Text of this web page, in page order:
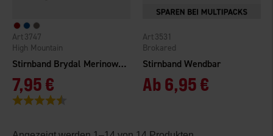
Stirnband Brydal Merinowolle
High Mountain
3747
7,95 €
Bewertung:
Stirnband Wendbar
Brokared
3531
Ab6,95 €